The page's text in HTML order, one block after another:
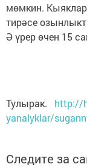
мөмкин.
тирәсе
Ә үрер өчен 15
Тулырак. http://
yanalyklar/
Следите за